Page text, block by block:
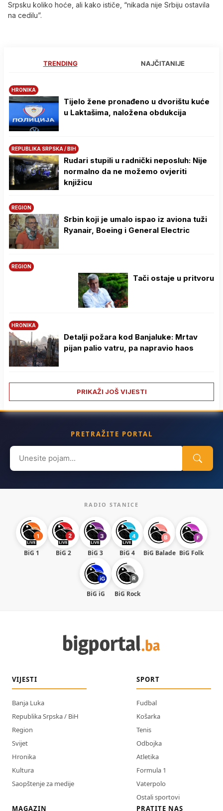
Srpsku koliko hoće, ali kako ističe, “nikada nije Srbiju ostavila
na cedilu”.
TRENDING NAJČITANIJE
HRONIKA
Tijelo žene pronađeno u dvorištu kuće
u Laktašima, naložena obdukcija
REPUBLIKA SRPSKA / BIH
Rudari stupili u radnički neposluh: Nije
normalno da ne možemo ovjeriti
knjižicu
REGION
Srbin koji je umalo ispao iz aviona tuži
Ryanair, Boeing i General Electric
REGION
Tači ostaje u pritvoru
HRONIKA
Detalji požara kod Banjaluke: Mrtav
pijan palio vatru, pa napravio haos
PRIKAŽI JOŠ VIJESTI
PRETRAŽITE PORTAL
Search
for:
RADIO STANICE
BiG 1 BiG 2 BiG 3 BiG 4 BiG Balade BiG Folk
BiG iG BiG Rock
VIJESTI
Banja Luka
Republika Srpska / BiH
Region
Svijet
Hronika
Kultura
Saopštenje za medije
SPORT
Fudbal
Košarka
Tenis
Odbojka
Atletika
Formula 1
Vaterpolo
Ostali sportovi
MAGAZIN
PRATITE NAS